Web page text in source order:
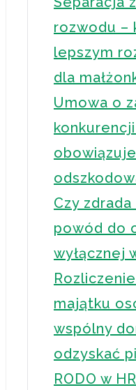
rozwodu –
lepszym
dla
Umowa o
Czy
powód do
wyłącznej
majątku
wspólny
odzyskać
RODO w